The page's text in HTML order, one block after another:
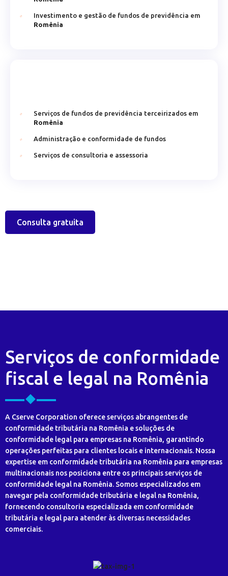
Investimento e gestão de fundos de previdência em
Romênia
Serviços de fundos de previdência terceirizados em
Romênia
Administração e conformidade de fundos
Serviços de consultoria e assessoria
Consulta gratuita
Serviços de conformidade
fiscal e legal na Romênia
A Cserve Corporation oferece serviços abrangentes de
conformidade tributária na Romênia e soluções de
conformidade legal para empresas na Romênia, garantindo
operações perfeitas para clientes locais e internacionais. Nossa
expertise em conformidade tributária na Romênia para empresas
multinacionais nos posiciona entre os principais serviços de
conformidade legal na Romênia. Somos especializados em
navegar pela conformidade tributária e legal na Romênia,
fornecendo consultoria especializada em conformidade
tributária e legal para atender às diversas necessidades
comerciais.